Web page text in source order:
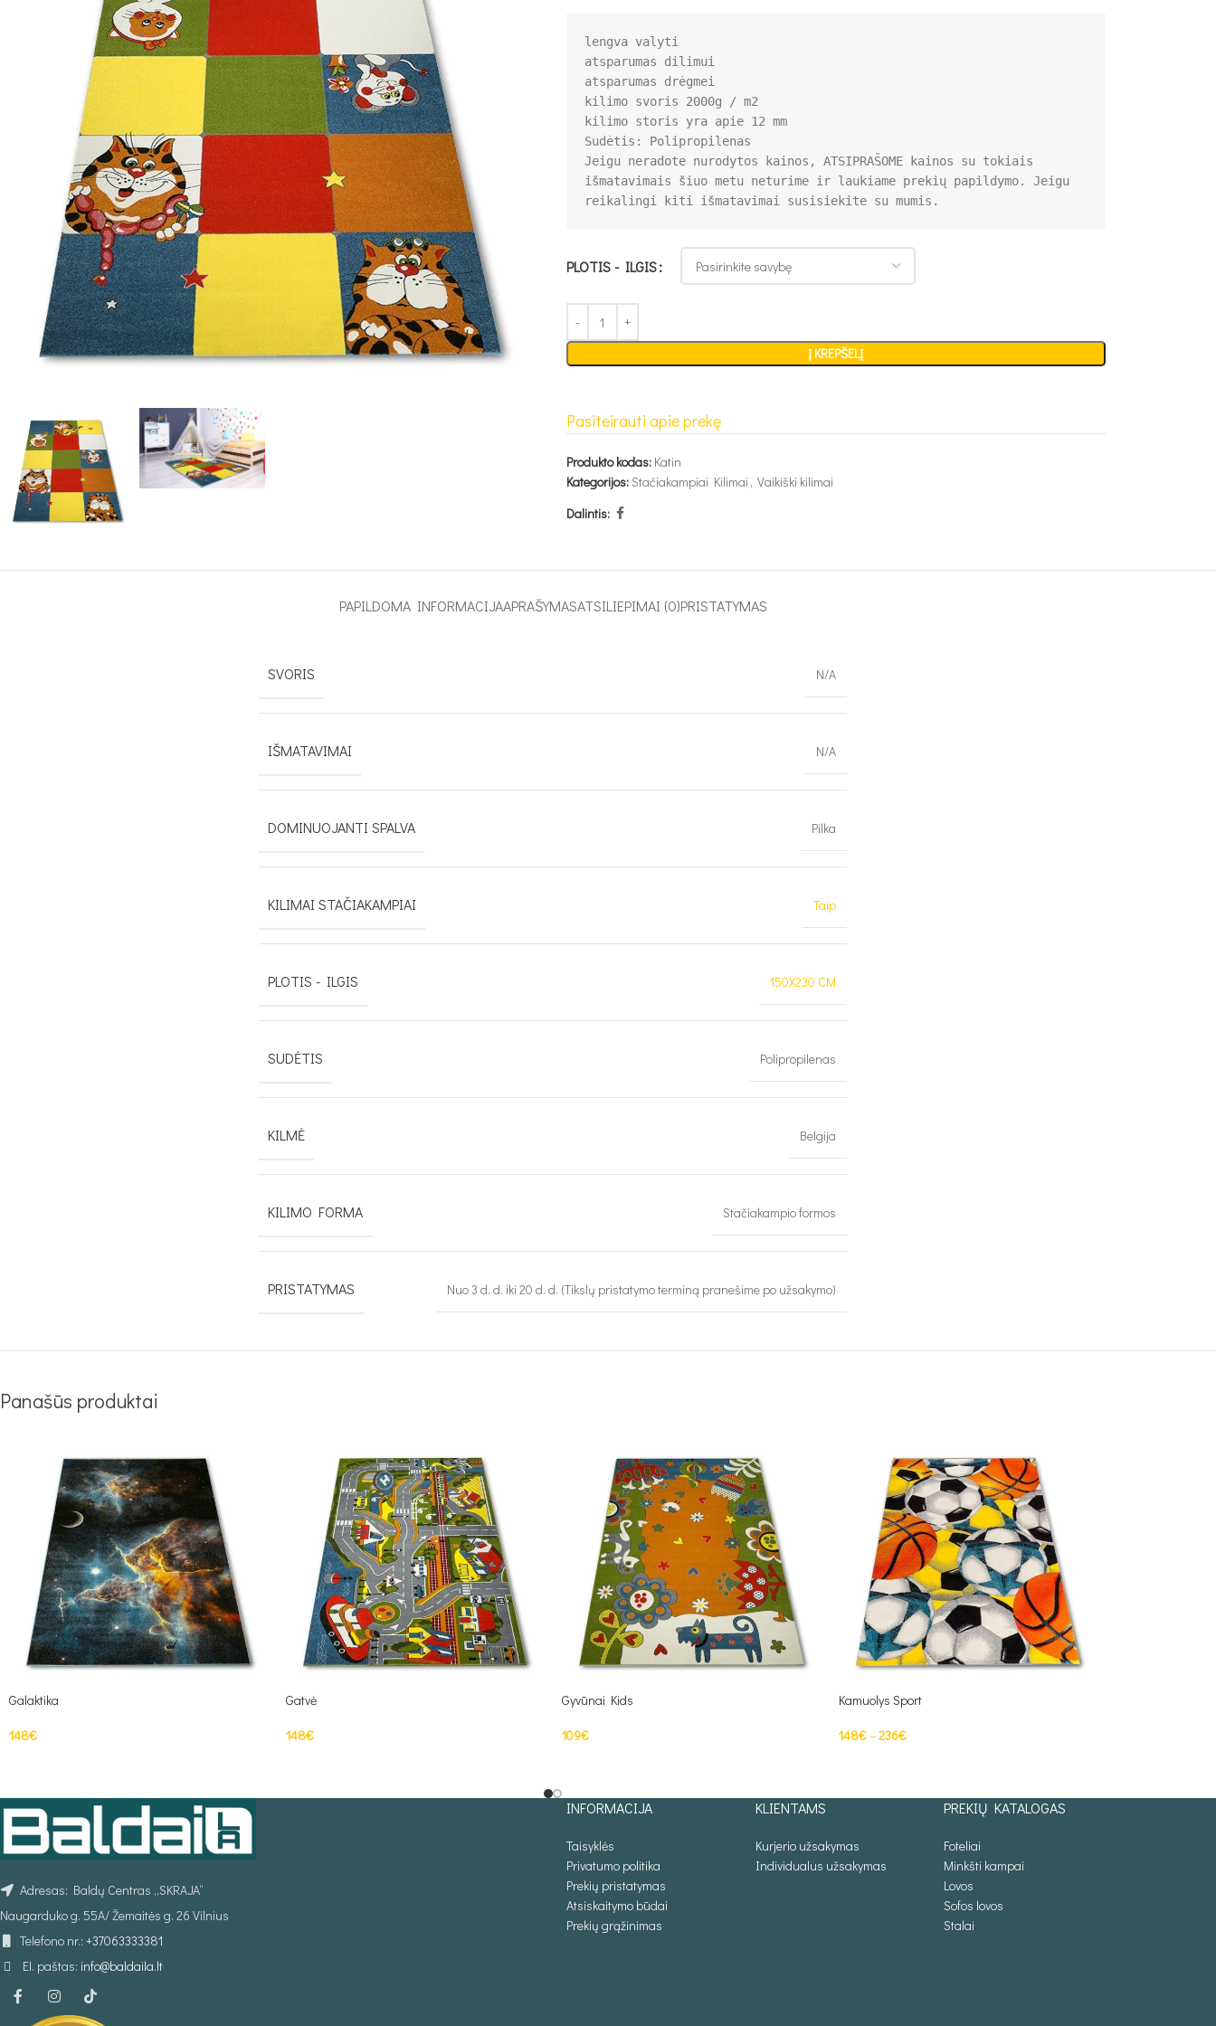
lengva valyti
atsparumas dilimui
atsparumas drėgmei
kilimo svoris 2000g / m2
kilimo storis yra apie 12 mm
Jeigu neradote nurodytos kainos, ATSIPRAŠOME kainos su tokiais
išmatavimais šiuo metu neturime ir laukiame prekių papildymo. Jeigu
reikalingi kiti išmatavimai susisiekite su mumis.
PLOTIS - ILGIS
Į KREPŠELĮ
Pasiteirauti apie prekę
Produkto kodas: Katin
Kategorijos:Stačiakampiai Kilimai , Vaikiški kilimai
Dalintis:
PAPILDOMA INFORMACIJAAPRAŠYMASATSILIEPIMAI (0)PRISTATYMAS
SVORIS N/A
IŠMATAVIMAI N/A
DOMINUOJANTI SPALVA Pilka
KILIMAI STAČIAKAMPIAI Taip
PLOTIS - ILGIS 150X230 CM
SUDĖTIS Polipropilenas
KILMĖ Belgija
KILIMO FORMA Stačiakampio formos
PRISTATYMAS Nuo 3 d. d. iki 20 d. d. (Tikslų pristatymo terminą pranešime po užsakymo)
Panašūs produktai
Galaktika
148€
Gatvė
148€
Gyvūnai Kids
109€
Kamuolys Sport
148€–236€
Adresas: Baldų Centras „SKRAJA“
Naugarduko g. 55A/ Žemaitės g. 26 Vilnius
Telefono nr.: +37063333381
El. paštas: info@baldaila.lt
INFORMACIJA
Taisyklės
Privatumo politika
Prekių pristatymas
Atsiskaitymo būdai
Prekių grąžinimas
KLIENTAMS
Kurjerio užsakymas
Individualus užsakymas
PREKIŲ KATALOGAS
Foteliai
Minkšti kampai
Lovos
Sofos lovos
Stalai